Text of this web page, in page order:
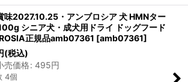
味2027.10.25・アンブロシア 犬 HMNター
シニア犬・成犬用ドライ ドッグフード
正規品amb07361 [amb07361]
(税込)
売価格: 495円
4個